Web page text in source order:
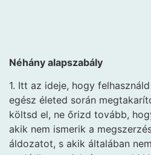
Néhány alapszabály
1. Itt az ideje, hogy
egész életed során
költsd el, ne őrizd tovább,
akik nem ismerik a
áldozatot, s akik általában